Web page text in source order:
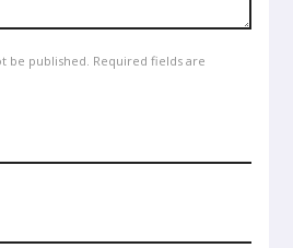
be published. Required fields are